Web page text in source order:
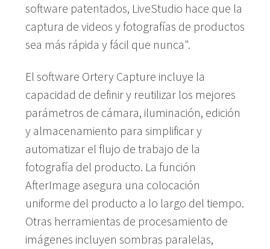
software patentados, LiveStudio hace que la
captura de videos y fotografías de productos
sea más rápida y fácil que nunca".
El software Ortery Capture incluye la
capacidad de definir y reutilizar los mejores
parámetros de cámara, iluminación, edición
y almacenamiento para simplificar y
automatizar el flujo de trabajo de la
fotografía del producto. La función
AfterImage asegura una colocación
uniforme del producto a lo largo del tiempo.
Otras herramientas de procesamiento de
imágenes incluyen sombras paralelas,